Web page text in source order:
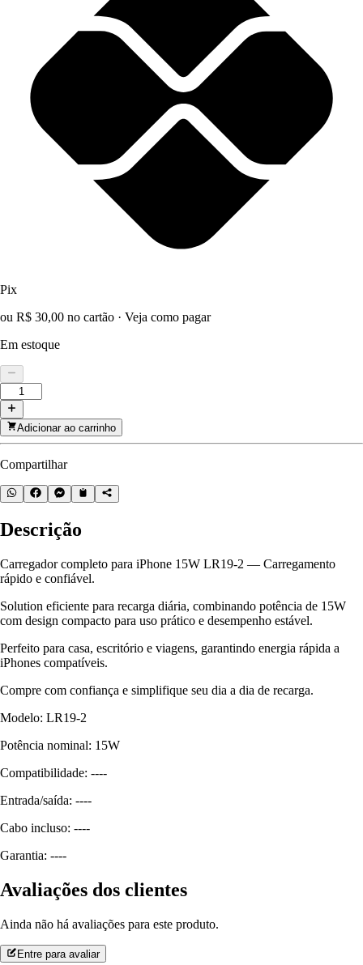
Pix
ou R$ 30,00 no cartão · Veja como pagar
Em estoque
Adicionar ao carrinho
Compartilhar
Descrição
Carregador completo para iPhone 15W LR19-2 — Carregamento
rápido e confiável.
Solution eficiente para recarga diária, combinando potência de 15W
com design compacto para uso prático e desempenho estável.
Perfeito para casa, escritório e viagens, garantindo energia rápida a
iPhones compatíveis.
Compre com confiança e simplifique seu dia a dia de recarga.
Modelo: LR19-2
Potência nominal: 15W
Compatibilidade: ----
Entrada/saída: ----
Cabo incluso: ----
Garantia: ----
Avaliações dos clientes
Ainda não há avaliações para este produto.
Entre para avaliar